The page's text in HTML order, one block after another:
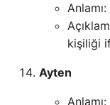
kişiliği
Ayten